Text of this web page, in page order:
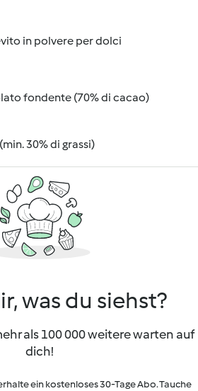
in polvere per dolci
fondente (70% di cacao)
30% di grassi)
was du siehst?
als 100 000 weitere warten auf
dich!
ein kostenloses 30-Tage Abo. Tauche